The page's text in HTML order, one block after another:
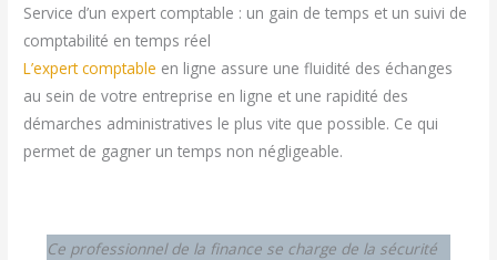
Service d’un expert comptable : un gain de temps et un suivi de
comptabilité en temps réel
L’expert comptable en ligne assure une fluidité des échanges
au sein de votre entreprise en ligne et une rapidité des
démarches administratives le plus vite que possible. Ce qui
permet de gagner un temps non négligeable.
Ce professionnel de la finance se charge de la sécurité